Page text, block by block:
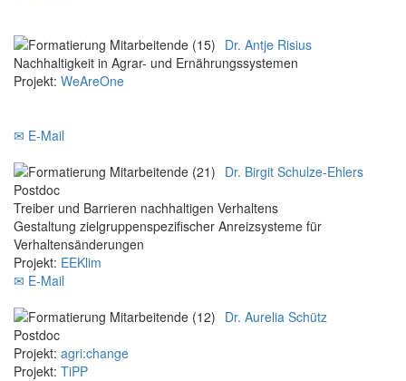
Dr. Antje Risius
Nachhaltigkeit in Agrar- und Ernährungssystemen
Projekt: WeAreOne
✉ E-Mail
Dr. Birgit Schulze-Ehlers
Postdoc
Treiber und Barrieren nachhaltigen Verhaltens
Gestaltung zielgruppenspezifischer Anreizsysteme für
Verhaltensänderungen
Projekt: EEKlim
✉ E-Mail
Dr. Aurelia Schütz
Postdoc
Projekt: agri:change
Projekt: TiPP